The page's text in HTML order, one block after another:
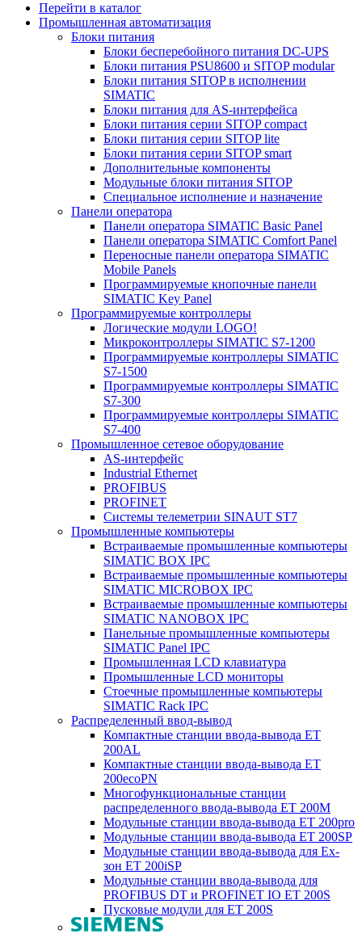
Перейти в каталог
Промышленная автоматизация
Блоки питания
Блоки бесперебойного питания DC-UPS
Блоки питания PSU8600 и SITOP modular
Блоки питания SITOP в исполнении
SIMATIC
Блоки питания для AS-интерфейса
Блоки питания серии SITOP compact
Блоки питания серии SITOP lite
Блоки питания серии SITOP smart
Дополнительные компоненты
Модульные блоки питания SITOP
Специальное исполнение и назначение
Панели оператора
Панели оператора SIMATIC Basic Panel
Панели оператора SIMATIC Comfort Panel
Переносные панели оператора SIMATIC
Mobile Panels
Программируемые кнопочные панели
SIMATIC Key Panel
Программируемые контроллеры
Логические модули LOGO!
Микроконтроллеры SIMATIC S7-1200
Программируемые контроллеры SIMATIC
S7-1500
Программируемые контроллеры SIMATIC
S7-300
Программируемые контроллеры SIMATIC
S7-400
Промышленное сетевое оборудование
AS-интерфейс
Industrial Ethernet
PROFIBUS
PROFINET
Системы телеметрии SINAUT ST7
Промышленные компьютеры
Встраиваемые промышленные компьютеры
SIMATIC BOX IPC
Встраиваемые промышленные компьютеры
SIMATIC MICROBOX IPC
Встраиваемые промышленные компьютеры
SIMATIC NANOBOX IPC
Панельные промышленные компьютеры
SIMATIC Panel IPC
Промышленная LCD клавиатура
Промышленные LCD мониторы
Стоечные промышленные компьютеры
SIMATIC Rack IPC
Распределенный ввод-вывод
Компактные станции ввода-вывода ET
200AL
Компактные станции ввода-вывода ET
200ecoPN
Многофункциональные станции
распределенного ввода-вывода ET 200M
Модульные станции ввода-вывода ET 200pro
Модульные станции ввода-вывода ET 200SP
Модульные станции ввода-вывода для Ex-
зон ET 200iSP
Модульные станции ввода-вывода для
PROFIBUS DT и PROFINET IO ET 200S
Пусковые модули для ET 200S